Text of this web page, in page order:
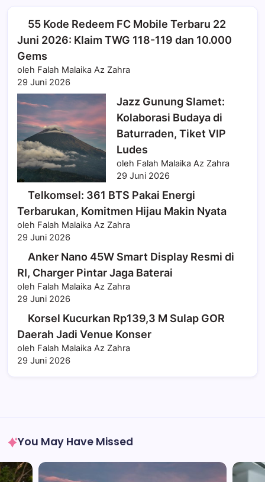
55 Kode Redeem FC Mobile Terbaru 22
Juni 2026: Klaim TWG 118-119 dan 10.000
Gems
oleh Falah Malaika Az Zahra
29 Juni 2026
Jazz Gunung Slamet:
Kolaborasi Budaya di
Baturraden, Tiket VIP
Ludes
oleh Falah Malaika Az Zahra
29 Juni 2026
Telkomsel: 361 BTS Pakai Energi
Terbarukan, Komitmen Hijau Makin Nyata
oleh Falah Malaika Az Zahra
29 Juni 2026
Anker Nano 45W Smart Display Resmi di
RI, Charger Pintar Jaga Baterai
oleh Falah Malaika Az Zahra
29 Juni 2026
Korsel Kucurkan Rp139,3 M Sulap GOR
Daerah Jadi Venue Konser
oleh Falah Malaika Az Zahra
29 Juni 2026
You May Have Missed